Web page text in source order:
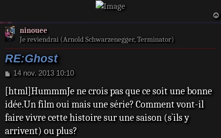
ninouee
Je reviendrai (Arnold Schwarzenegger, Terminator)
RE:Ghost
M
s
s
a
g
14 nov. 2013 10:10
[html]HummmJe ne crois pas que ce soit une bonne
idée.Un film oui mais une série? Comment vont-il
faire vivre cette histoire sur une saison (s`ils y
arrivent) ou plus?